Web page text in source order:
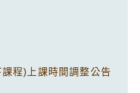
程)上課時間調整公告